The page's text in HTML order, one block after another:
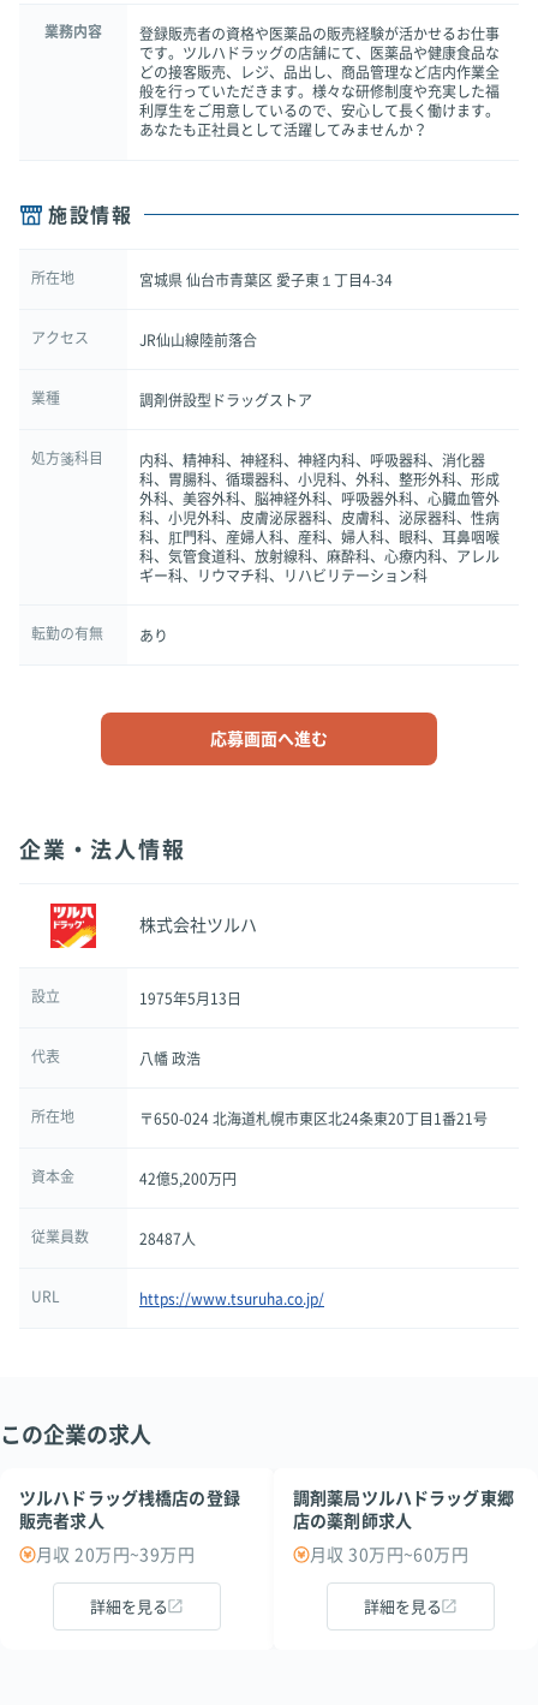
業務内容
登録販売者の資格や医薬品の販売経験が活かせるお仕事
です。ツルハドラッグの店舗にて、医薬品や健康食品な
どの接客販売、レジ、品出し、商品管理など店内作業全
般を行っていただきます。様々な研修制度や充実した福
利厚生をご用意しているので、安心して長く働けます。
あなたも正社員として活躍してみませんか？
施設情報
所在地 宮城県 仙台市青葉区 愛子東１丁目4-34
アクセス JR仙山線陸前落合
業種 調剤併設型ドラッグストア
処方箋科目
内科、精神科、神経科、神経内科、呼吸器科、消化器
科、胃腸科、循環器科、小児科、外科、整形外科、形成
外科、美容外科、脳神経外科、呼吸器外科、心臓血管外
科、小児外科、皮膚泌尿器科、皮膚科、泌尿器科、性病
科、肛門科、産婦人科、産科、婦人科、眼科、耳鼻咽喉
科、気管食道科、放射線科、麻酔科、心療内科、アレル
ギー科、リウマチ科、リハビリテーション科
転勤の有無 あり
応募画面へ進む
企業・法人情報
株式会社ツルハ
設立 1975年5月13日
代表 八幡 政浩
所在地 〒650-024 北海道札幌市東区北24条東20丁目1番21号
資本金 42億5,200万円
従業員数 28487人
URL https://www.tsuruha.co.jp/
この企業の求人
ツルハドラッグ桟橋店の登録
販売者求人
月収 20万円~39万円
詳細を見る
調剤薬局ツルハドラッグ東郷
店の薬剤師求人
月収 30万円~60万円
詳細を見る